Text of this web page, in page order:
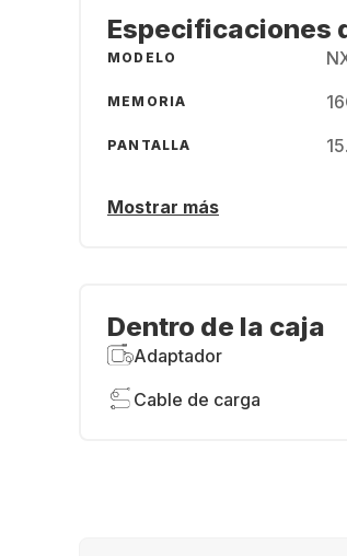
Especificaciones
MODELO
MEMORIA
PANTALLA
Mostrar más
Dentro de la caja
Adaptador
Cable de carga